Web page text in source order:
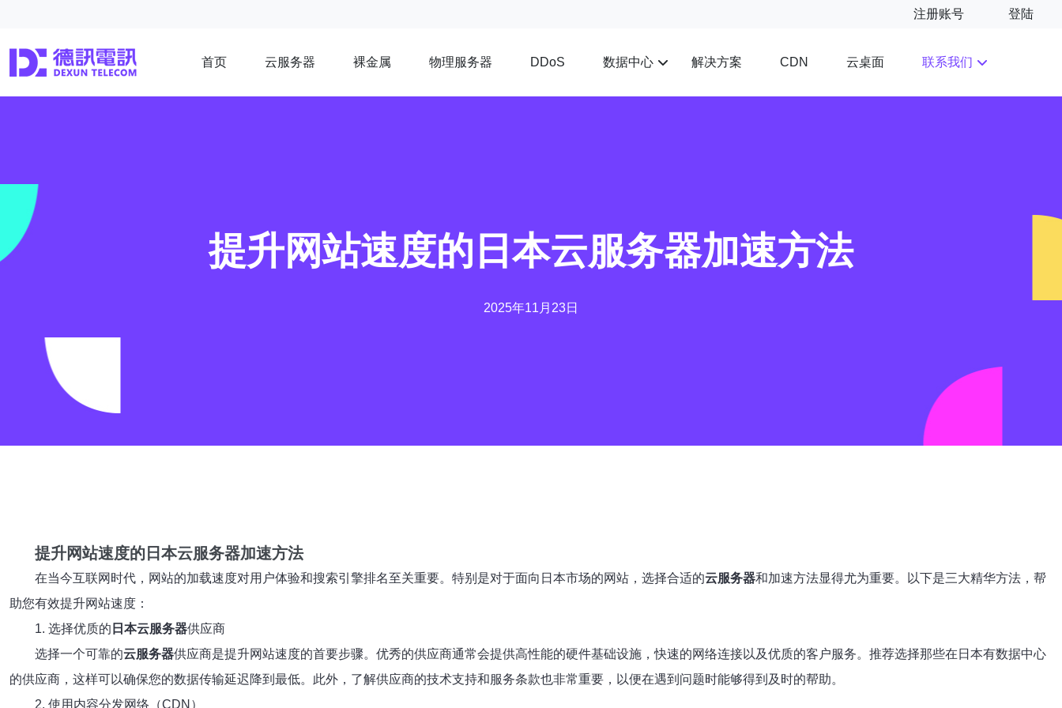
注册账号 登陆
首页 云服务器 裸金属 物理服务器 DDoS 数据中心 解决方案 CDN 云桌面 联系我们
提升网站速度的日本云服务器加速方法
2025年11月23日
提升网站速度的日本云服务器加速方法
在当今互联网时代，网站的加载速度对用户体验和搜索引擎排名至关重要。特别是对于面向日本市场的网站，选择合适的云服务器和加速方法显得尤为重要。以下是三大精华方法，帮
助您有效提升网站速度：
1. 选择优质的 日本云服务器供应商
选择一个可靠的云服务器供应商是提升网站速度的首要步骤。优秀的供应商通常会提供高性能的硬件基础设施，快速的网络连接以及优质的客户服务。推荐选择那些在日本有数据中心
的供应商，这样可以确保您的数据传输延迟降到最低。此外，了解供应商的技术支持和服务条款也非常重要，以便在遇到问题时能够得到及时的帮助。
2. 使用内容分发网络（CDN）